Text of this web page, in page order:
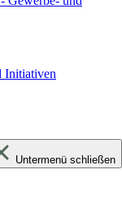
Initiativen
Untermenü schließen